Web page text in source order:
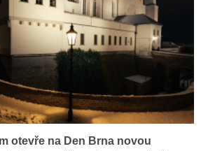
otevře na Den Brna novou